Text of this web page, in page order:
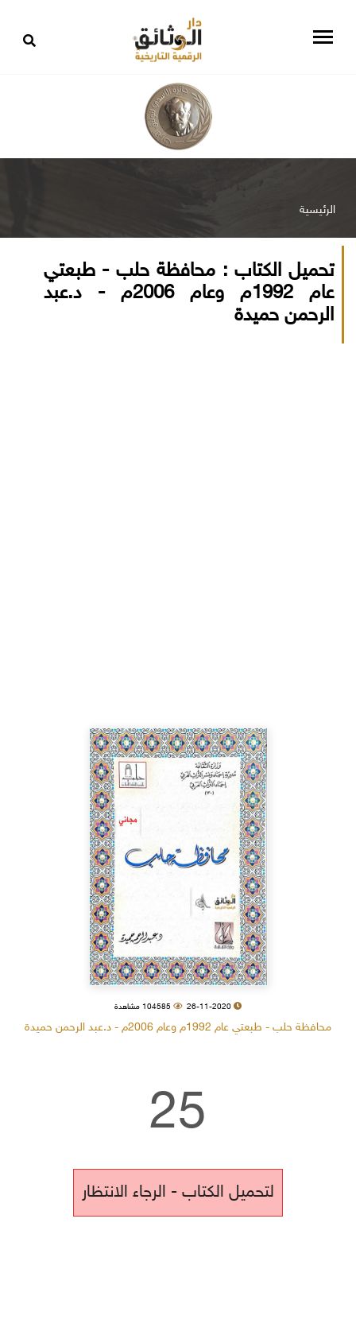
الرئيسية
تحميل الكتاب : محافظة حلب - طبعتي
عام 1992م وعام 2006م - د.عبد
الرحمن حميدة
26-11-2020 104585 مشاهدة
محافظة حلب - طبعتي عام 1992م وعام 2006م - د.عبد الرحمن حميدة
25
لتحميل الكتاب - الرجاء الانتظار